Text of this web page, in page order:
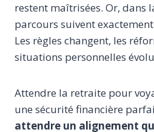
restent maîtrisées. Or, dans
parcours suivent
Les règles changent, les
situations personnelles
Attendre la retraite pour
une sécurité financière
attendre un alignement